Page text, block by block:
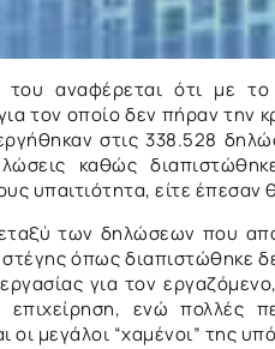
του αναφέρεται ότι με
τον οποίο δεν πήραν την
στις 338.528
καθώς
υπαιτιότητα, είτε έπεσαν
των δηλώσεων που
όπως διαπιστώθηκε
για τον
ενώ πολλές
οι μεγάλοι “χαμένοι” της